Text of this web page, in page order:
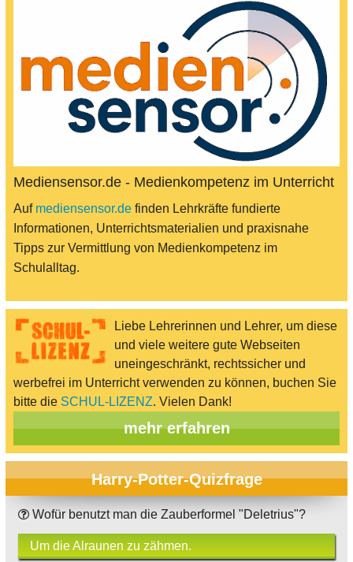
Mediensensor.de - Medienkompetenz im Unterricht
Auf mediensensor.de finden Lehrkräfte fundierte
Informationen, Unterrichtsmaterialien und praxisnahe
Tipps zur Vermittlung von Medienkompetenz im
Schulalltag.
Liebe Lehrerinnen und Lehrer, um diese
und viele weitere gute Webseiten
uneingeschränkt, rechtssicher und
werbefrei im Unterricht verwenden zu können, buchen Sie
bitte die SCHUL-LIZENZ. Vielen Dank!
mehr erfahren
Harry-Potter-Quizfrage
Wofür benutzt man die Zauberformel "Deletrius"?
Um die Alraunen zu zähmen.